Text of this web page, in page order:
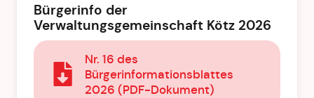
Bürgerinfo der
Verwaltungsgemeinschaft Kötz 2026
Nr. 16 des
Bürgerinformationsblattes
2026 (PDF-Dokument)